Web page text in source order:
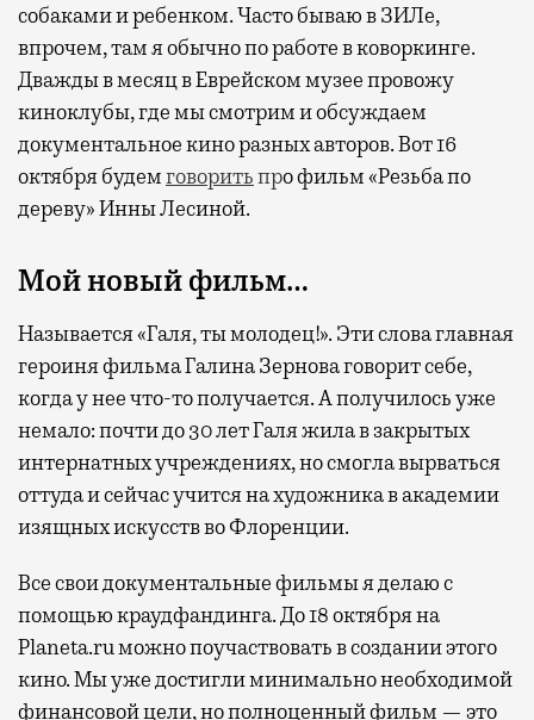
собаками и ребенком. Часто бываю в ЗИЛе,
впрочем, там я обычно по работе в коворкинге.
Дважды в месяц в Еврейском музее провожу
киноклубы, где мы смотрим и обсуждаем
документальное кино разных авторов. Вот 16
октября будемговоритьпро фильм «Резьба по
дереву» Инны Лесиной.
Мой новый фильм…
Называется «Галя, ты молодец!». Эти слова главная
героиня фильма Галина Зернова говорит себе,
когда у нее что-то получается. А получилось уже
немало: почти до 30 лет Галя жила в закрытых
интернатных учреждениях, но смогла вырваться
оттуда и сейчас учится на художника в академии
изящных искусств во Флоренции.
Все свои документальные фильмы я делаю с
помощью краудфандинга. До 18 октября на
Planeta.ru можно поучаствовать в создании этого
кино. Мы уже достигли минимально необходимой
финансовой цели, но полноценный фильм — это